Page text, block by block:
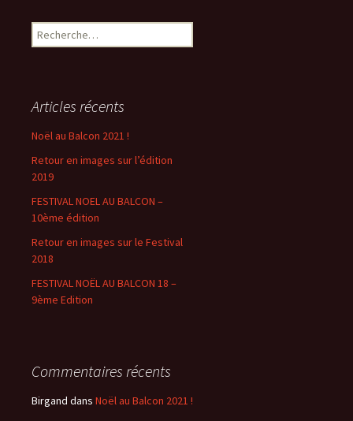
Rechercher :
Articles récents
Noël au Balcon 2021 !
Retour en images sur l’édition
2019
FESTIVAL NOEL AU BALCON –
10ème édition
Retour en images sur le Festival
2018
FESTIVAL NOËL AU BALCON 18 –
9ème Edition
Commentaires récents
Birgand dans Noël au Balcon 2021 !